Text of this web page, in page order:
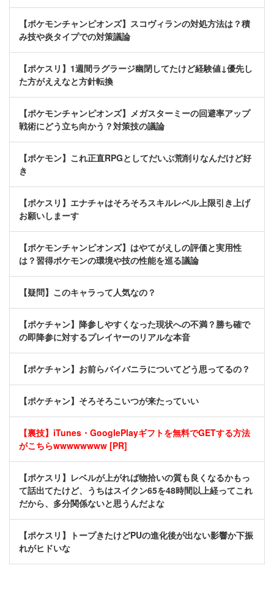
【ポケモンチャンピオンズ】スコヴィランの対処方法は？積
み技や炎タイプでの対策議論
【ポケスリ】1週間ラグラージ幽閉してたけど経験値↓優先し
た方がええなと方針転換
【ポケモンチャンピオンズ】メガスターミーの回避率アップ
戦術にどう立ち向かう？対策技の議論
【ポケモン】これ正直RPGとしてだいぶ荒削りなんだけど好
き
【ポケスリ】エナチャはそろそろスキルレベル上限引き上げ
お願いしまーす
【ポケモンチャンピオンズ】はやてがえしの評価と実用性
は？習得ポケモンの環境や技の性能を巡る議論
【疑問】このキャラって人気なの？
【ポケチャン】降参しやすくなった現状への不満？勝ち確で
の即降参に対するプレイヤーのリアルな本音
【ポケチャン】お前らバイバニラについてどう思ってるの？
【ポケチャン】そろそろこいつが来たっていい
【裏技】iTunes・GooglePlayギフトを無料でGETする方法
がこちらwwwwwwww [PR]
【ポケスリ】レベルが上がれば物拾いの質も良くなるかもっ
て話出てたけど、うちはスイクン65を48時間以上経ってこれ
だから、多分関係ないと思うんだよな
【ポケスリ】トープきたけどPUの進化後が出ない影響か下振
れがヒドいな